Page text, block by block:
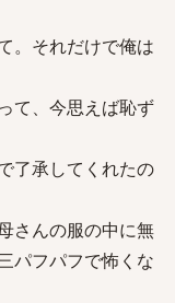
。それだけで俺は
て、今思えば恥ず
了承してくれたの
さんの服の中に無
パフパフで怖くな